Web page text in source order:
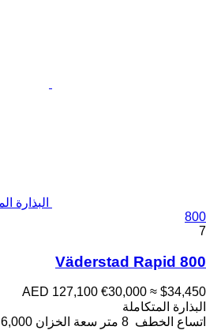
800
7
Väderstad Rapid 800
AED 127,100 €30,000 ≈ $34,450
البذارة المتكاملة
اتساع الخطف 8 متر سعة الخزان 6,000 لتر